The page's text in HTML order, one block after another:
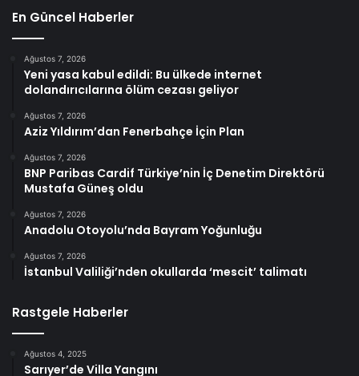
En Güncel Haberler
Ağustos 7, 2026
Yeni yasa kabul edildi: Bu ülkede internet
dolandırıcılarına ölüm cezası geliyor
Ağustos 7, 2026
Aziz Yıldırım’dan Fenerbahçe İçin Plan
Ağustos 7, 2026
BNP Paribas Cardif Türkiye’nin İç Denetim Direktörü
Mustafa Güneş oldu
Ağustos 7, 2026
Anadolu Otoyolu’nda Bayram Yoğunluğu
Ağustos 7, 2026
İstanbul Valiliği’nden okullarda ‘mescit’ talimatı
Rastgele Haberler
Ağustos 4, 2025
Sarıyer’de Villa Yangını